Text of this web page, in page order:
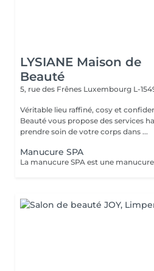
LYSIANE Maison de
Beauté
5, rue des Frênes Luxembourg L-
Véritable lieu raffiné, cosy et confidentiel. LYSIANE
Beauté vous propose des services
prendre soin de votre corps dans ...
Manucure SPA